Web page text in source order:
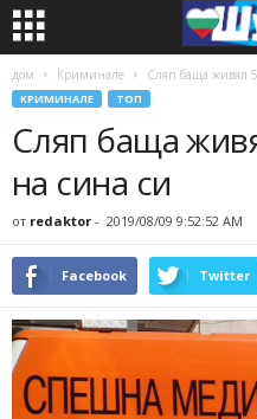
дом Криминале Сляп баща живял
КРИМИНАЛЕ ТОП
Сляп баща
на сина си
от redaktor - 2019/08/09 9:52:52 AM
Facebook Twitter